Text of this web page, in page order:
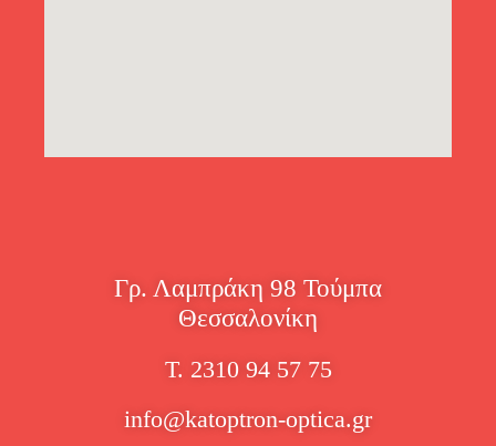
Γρ. Λαμπράκη 98 Τούμπα
Θεσσαλονίκη
Τ. 2310 94 57 75
info@katoptron-optica.gr